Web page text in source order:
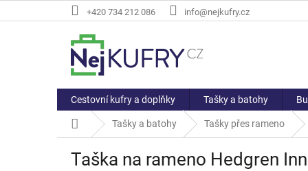
na
+420 734 212 086 info@nejkufry.cz
Cestovní kufry a doplňky Tašky a batohy
Domů Tašky a batohy Tašky přes rameno
Taška na rameno Hedgren